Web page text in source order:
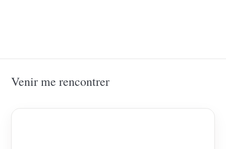
Venir me rencontrer